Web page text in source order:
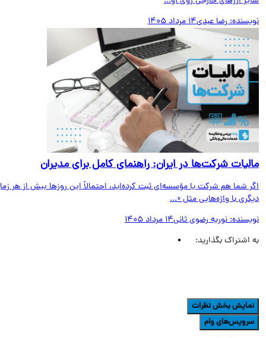
رضا عبدی14 مرداد 1405
شرکت‌ها در ایران: راهنمای کامل برای مدیران
شما هم شرکت یا مؤسسه‌ای ثبت کرده‌اید، احتمالاً این روزها بیش از هر زمان
با واژه‌هایی مثل «...
نوریه رضوی ثانی14 مرداد 1405
اشتراک بگذارید:
بخش نظرات
وام